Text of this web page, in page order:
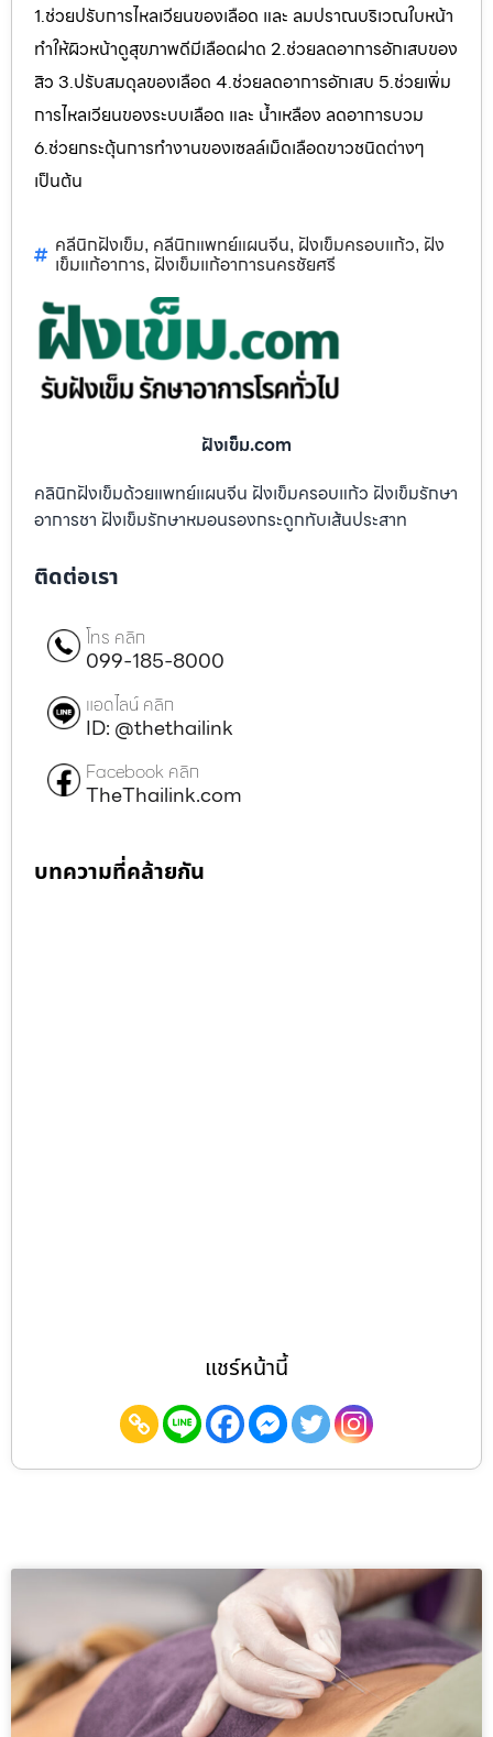
1.ช่วยปรับการไหลเวียนของเลือด และ ลมปราณบริเวณใบหน้า
ทำให้ผิวหน้าดูสุขภาพดีมีเลือดฝาด 2.ช่วยลดอาการอักเสบของ
สิว 3.ปรับสมดุลของเลือด 4.ช่วยลดอาการอักเสบ 5.ช่วยเพิ่ม
การไหลเวียนของระบบเลือด และ น้ำเหลือง ลดอาการบวม
6.ช่วยกระตุ้นการทำงานของเซลล์เม็ดเลือดขาวชนิดต่างๆ
เป็นต้น
คลีนิกฝังเข็ม, คลีนิกแพทย์แผนจีน, ฝังเข็มครอบแก้ว, ฝัง
เข็มแก้อาการ, ฝังเข็มแก้อาการนครชัยศรี
ฝังเข็ม.com
คลินิกฝังเข็มด้วยแพทย์แผนจีน ฝังเข็มครอบแก้ว ฝังเข็มรักษา
อาการชา ฝังเข็มรักษาหมอนรองกระดูกทับเส้นประสาท
ติดต่อเรา
โทร คลิก
099-185-8000
แอดไลน์ คลิก
ID: @thethailink
Facebook คลิก
TheThailink.com
บทความที่คล้ายกัน
แชร์หน้านี้